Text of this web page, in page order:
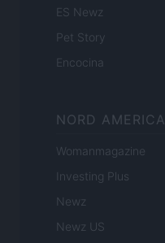
ES Newz
Pet Story
Encocina
NORD AMERICA
Womanmagazine
Investing Plus
Newz
Newz US